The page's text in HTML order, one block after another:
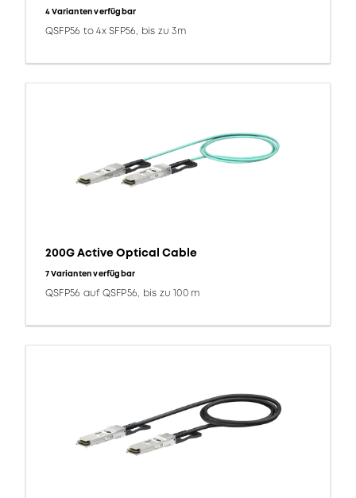
4 Varianten verfügbar
QSFP56 to 4x SFP56, bis zu 3m
200G Active Optical Cable
7 Varianten verfügbar
QSFP56 auf QSFP56, bis zu 100 m